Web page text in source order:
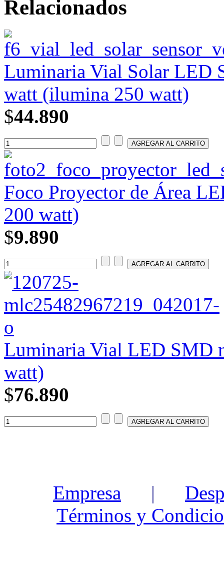
Relacionados
Luminaria Vial Solar LED
watt (ilumina 250 watt)
$44.890
Foco Proyector de Área
200 watt)
$9.890
Luminaria Vial LED SMD
watt)
$76.890
Empresa |
Términos y